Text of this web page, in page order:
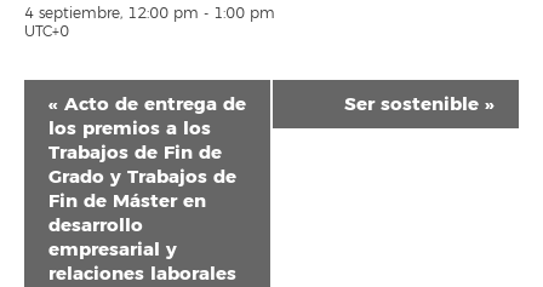
4 septiembre, 12:00 pm - 1:00 pm
UTC+0
Navegación
del
Evento
« Acto de entrega de
los premios a los
Trabajos de Fin de
Grado y Trabajos de
Fin de Máster en
desarrollo
empresarial y
relaciones laborales
Ser sostenible »